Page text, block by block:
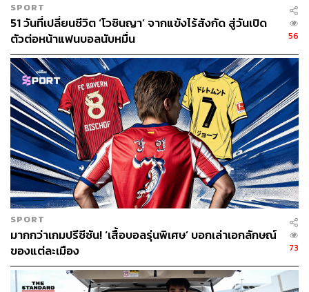
SPORT
51 วันที่เปลี่ยนชีวิต ‘โวซินญา’ จากแข้งไร้สังกัด สู่วันเปิด
ตัวต่อหน้าแฟนบอลนับหมื่น
56
SPORT
มากกว่าเกมปรีซีซัน! ‘เสื้อบอลรุ่นพิเศษ’ บอกเล่าเอกลักษณ์
ของแต่ละเมือง
73